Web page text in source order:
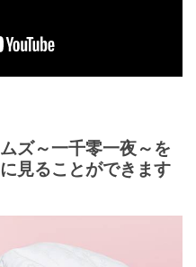
ズ～一千零一夜～を
見ることができます